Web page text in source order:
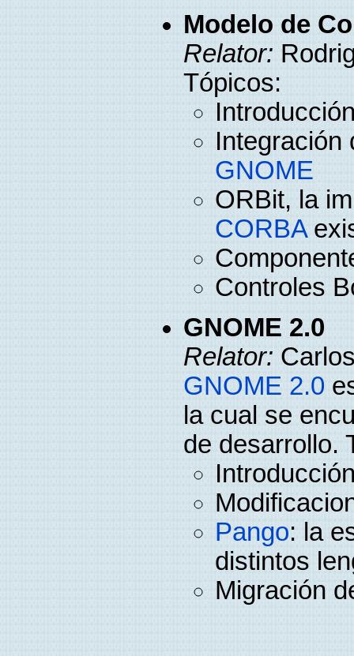
Modelo de
Relator:
Tópicos:
Integración
GNOME
ORBit, la
CORBA
Controles
GNOME 2.0
Relator:
GNOME 2.0
la cual se
de desarrollo.
Pango: la
distintos
Migración